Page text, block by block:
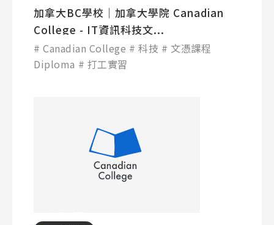
加拿大BC學校│加拿大學院 Canadian
College - IT資訊科技文...
Canadian College 科技
文憑課程
Diploma
打工實習